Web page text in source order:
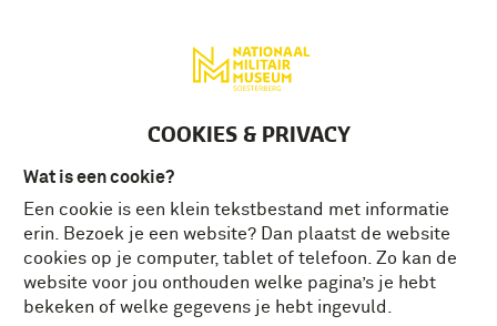
COOKIES & PRIVACY
Wat is een cookie?
Een cookie is een klein tekstbestand met informatie
erin. Bezoek je een website? Dan plaatst de website
cookies op je computer, tablet of telefoon. Zo kan de
website voor jou onthouden welke pagina’s je hebt
bekeken of welke gegevens je hebt ingevuld.
NATIONAAL MILITAIR MUSEUM
ONTDEK DE MILITAIRE
GESCHIEDENIS
Open: dinsdag t/m zondag